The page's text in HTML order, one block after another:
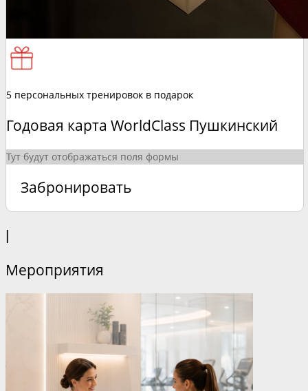
5 персональных тренировок в подарок
Годовая карта WorldClass Пушкинский
Тут будут отображаться поля формы
Забронировать
|
Мероприятия